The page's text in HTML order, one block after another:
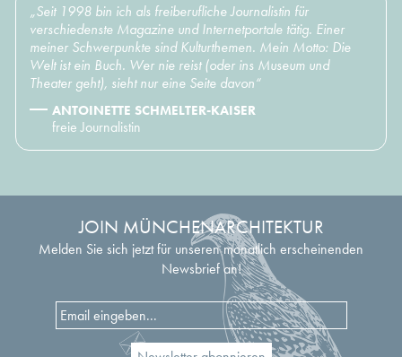
„Seit 1998 bin ich als freiberufliche Journalistin für
verschiedenste Magazine und Internetportale tätig. Einer
meiner Schwerpunkte sind Kulturthemen. Mein Motto: Die
Welt ist ein Buch. Wer nie reist (oder ins Museum und
Theater geht), sieht nur eine Seite davon“
ANTOINETTE SCHMELTER-KAISER
freie Journalistin
JOIN MÜNCHENARCHITEKTUR
Melden Sie sich jetzt für unseren monatlich erscheinenden
Newsbrief an!